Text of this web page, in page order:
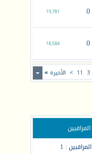
0
19,781
0
18,584
3
11
> الأخيرة »
المراقبين
المراقبين : 1